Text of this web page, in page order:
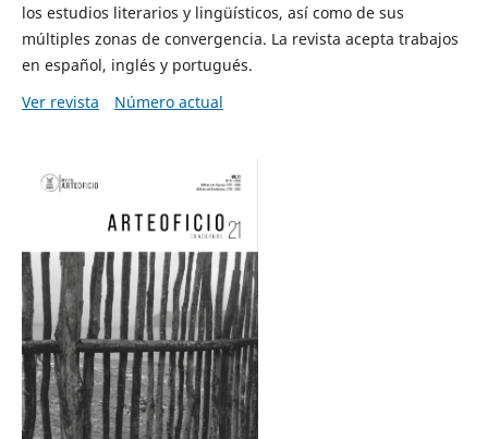
los estudios literarios y lingüísticos, así como de sus
múltiples zonas de convergencia. La revista acepta trabajos
en español, inglés y portugués.
Ver revista
Número actual